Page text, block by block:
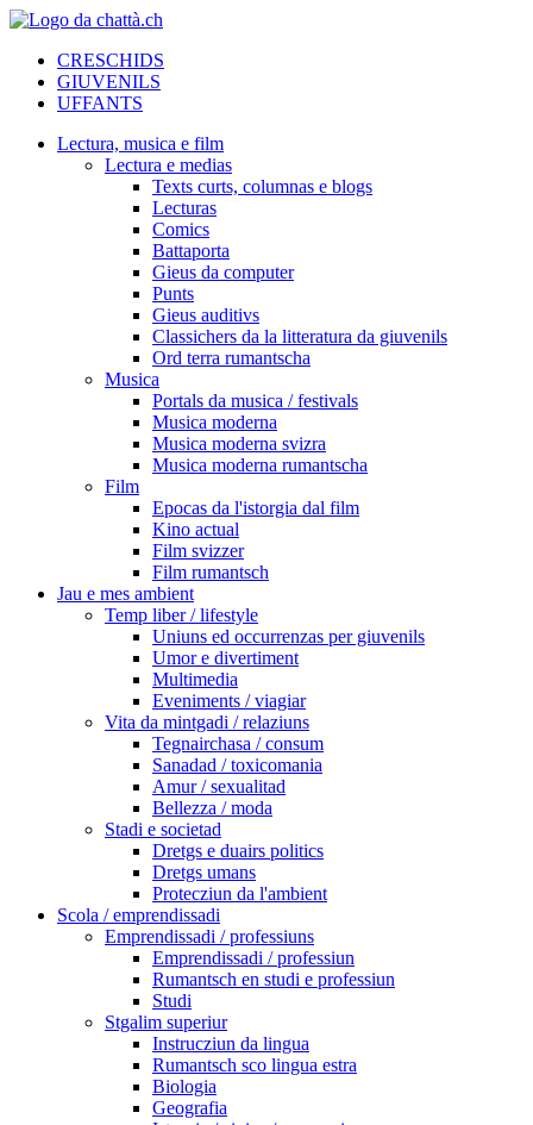
CRESCHIDS
GIUVENILS
UFFANTS
Lectura, musica e film
Lectura e medias
Texts curts, columnas e blogs
Lecturas
Comics
Battaporta
Gieus da computer
Punts
Gieus auditivs
Classichers da la litteratura da giuvenils
Ord terra rumantscha
Musica
Portals da musica / festivals
Musica moderna
Musica moderna svizra
Musica moderna rumantscha
Film
Epocas da l'istorgia dal film
Kino actual
Film svizzer
Film rumantsch
Jau e mes ambient
Temp liber / lifestyle
Uniuns ed occurrenzas per giuvenils
Umor e divertiment
Multimedia
Eveniments / viagiar
Vita da mintgadi / relaziuns
Tegnairchasa / consum
Sanadad / toxicomania
Amur / sexualitad
Bellezza / moda
Stadi e societad
Dretgs e duairs politics
Dretgs umans
Protecziun da l'ambient
Scola / emprendissadi
Emprendissadi / professiuns
Emprendissadi / professiun
Rumantsch en studi e professiun
Studi
Stgalim superiur
Instrucziun da lingua
Rumantsch sco lingua estra
Biologia
Geografia